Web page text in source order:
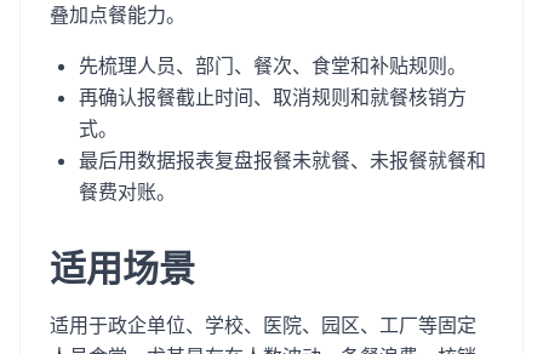
叠加点餐能力。
先梳理人员、部门、餐次、食堂和补贴规则。
再确认报餐截止时间、取消规则和就餐核销方
式。
最后用数据报表复盘报餐未就餐、未报餐就餐和
餐费对账。
适用场景
适用于政企单位、学校、医院、园区、工厂等固定